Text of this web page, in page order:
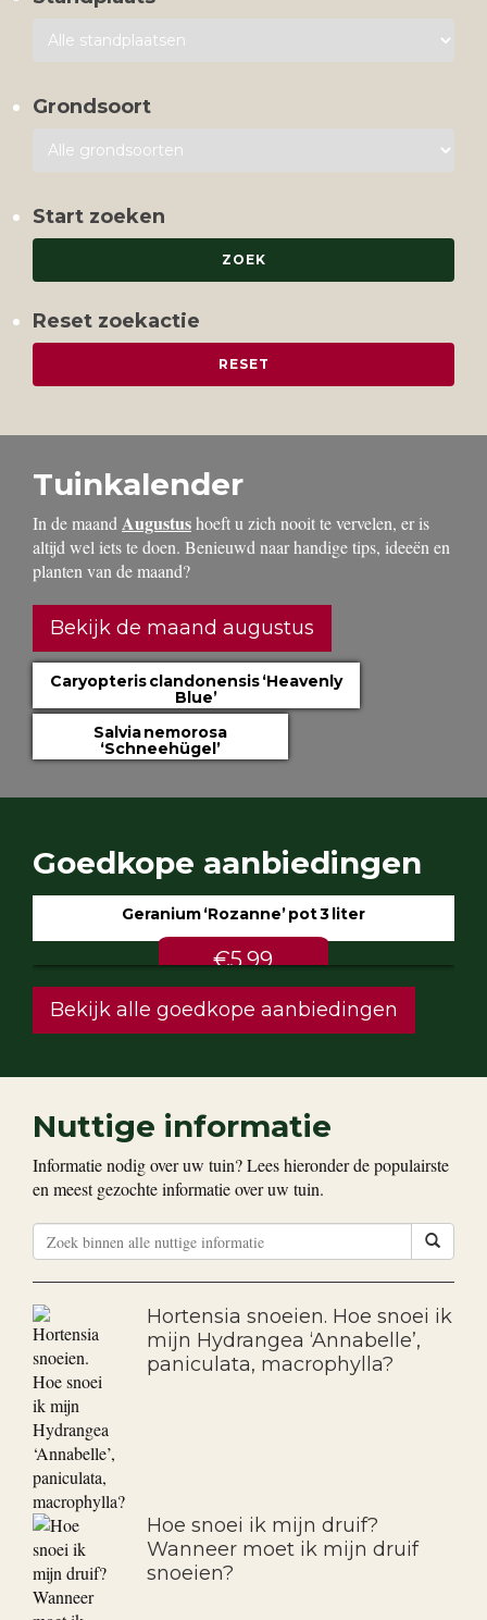
Grondsoort
Start zoeken
Reset zoekactie
Tuinkalender
In de maand Augustushoeft u zich nooit te vervelen, er is
altijd wel iets te doen. Benieuwd naar handige tips, ideeën en
planten van de maand?
Bekijk de maand augustus
Caryopteris clandonensis ‘Heavenly
Blue’
Salvia nemorosa
‘Schneehügel’
Goedkope aanbiedingen
Geranium ‘Rozanne’ pot 3 liter
€5.99
Bekijk alle goedkope aanbiedingen
Nuttige informatie
Informatie nodig over uw tuin? Lees hieronder de populairste
en meest gezochte informatie over uw tuin.
Hortensia snoeien. Hoe snoei ik
mijn Hydrangea ‘Annabelle’,
paniculata, macrophylla?
Hoe snoei ik mijn druif?
Wanneer moet ik mijn druif
snoeien?